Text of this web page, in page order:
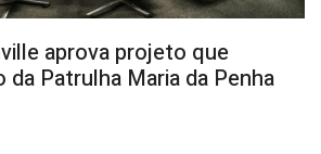
aprova projeto que
Patrulha Maria da Penha